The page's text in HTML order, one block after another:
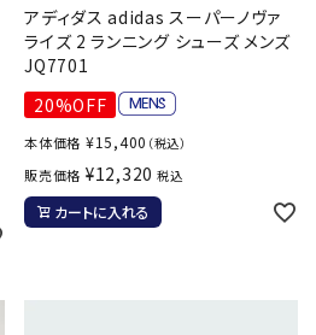
アディダス adidas スーパーノヴァ
ライズ 2 ランニング シューズ メンズ
JQ7701
20%OFF
本体価格 ¥15,400 （税込）
販売価格 ¥12,320 税込
カートに入れる